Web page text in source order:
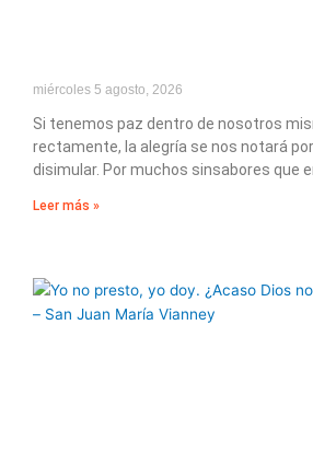
miércoles 5 agosto, 2026
Si tenemos paz dentro de nosotros
rectamente, la alegría se nos notará
disimular. Por muchos sinsabores que
Leer más »